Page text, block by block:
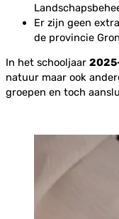
Er zijn geen
de provincie
In het schooljaar
natuur maar ook
groepen en toch